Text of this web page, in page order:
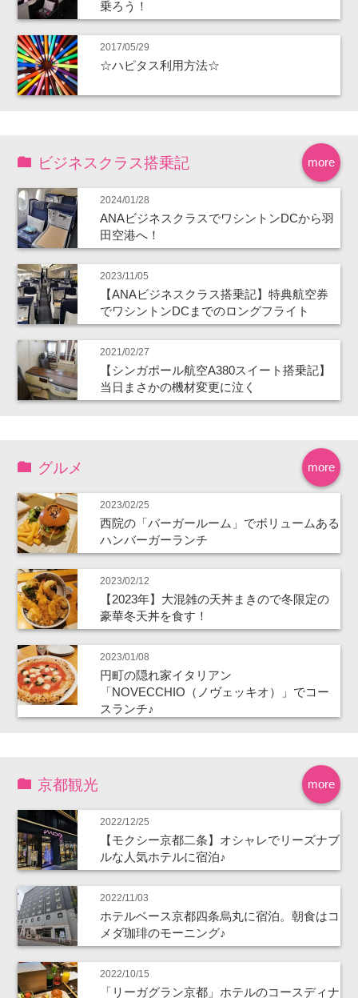
乗ろう！
2017/05/29
☆ハピタス利用方法☆
more
ビジネスクラス搭乗記
2024/01/28
ANAビジネスクラスでワシントンDCから羽
田空港へ！
2023/11/05
【ANAビジネスクラス搭乗記】特典航空券
でワシントンDCまでのロングフライト
2021/02/27
【シンガポール航空A380スイート搭乗記】
当日まさかの機材変更に泣く
more
グルメ
2023/02/25
西院の「バーガールーム」でボリュームある
ハンバーガーランチ
2023/02/12
【2023年】大混雑の天丼まきので冬限定の
豪華冬天丼を食す！
2023/01/08
円町の隠れ家イタリアン
「NOVECCHIO（ノヴェッキオ）」でコー
スランチ♪
more
京都観光
2022/12/25
【モクシー京都二条】オシャレでリーズナブ
ルな人気ホテルに宿泊♪
2022/11/03
ホテルベース京都四条烏丸に宿泊。朝食はコ
メダ珈琲のモーニング♪
2022/10/15
「リーガグラン京都」ホテルのコースディナ